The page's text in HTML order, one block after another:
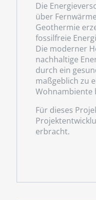
Die
über
Geothermie
fossilfreie
Die moderner
nachhaltige
durch ein
maßgeblich zu
Wohnambiente
Für dieses
erbracht.